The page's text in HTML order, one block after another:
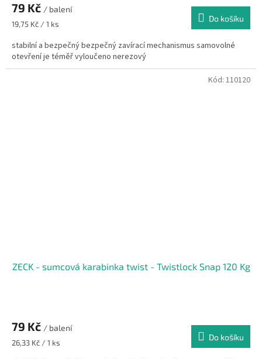
79 Kč / balení
Měrná
19,75 Kč / 1 ks
Do košíku
stabilní a bezpečný bezpečný zavírací mechanismus samovolné
otevření je téměř vyloučeno nerezový
ZECK - sumcová karabinka twist - Twistlock Snap 120 Kg
79 Kč / balení
Měrná
26,33 Kč / 1 ks
Do košíku
Kód: 110120